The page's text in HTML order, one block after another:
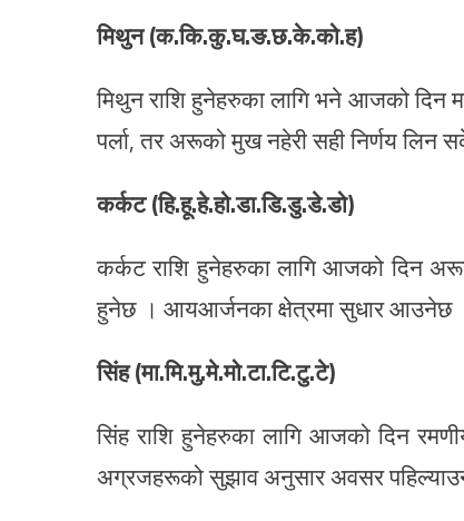
मिथुन (क.कि.कु.घ.ङ.छ.के.को.ह)
मिथुन राशि हुनेहरुका लागि भने आजको दिन
पर्ला, तर अरूको मुख नहेरी सही निर्णय लिन
कर्कट (हि.हू.हे.हो.डा.डि.डु.डे.डो)
कर्कट राशि हुनेहरुका लागि आजको दिन
हुनेछ । आयआर्जनका क्षेत्रमा सुधार आउनेछ ।
सिंह (मा.मि.मु.मे.मो.टा.टि.टु.टे)
सिंह राशि हुनेहरुका लागि आजको दिन
अग्रजहरूको सुझाव अनुसार अवसर